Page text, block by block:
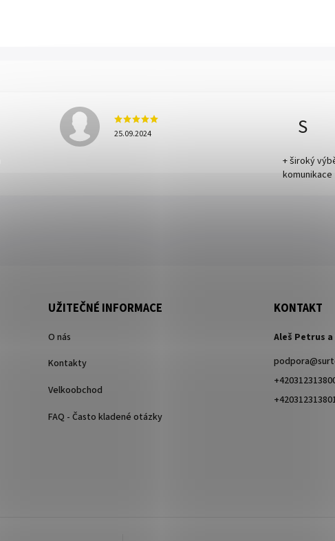
25.09.2024 S
+ široký
komunikace
UŽITEČNÉ INFORMACE
O nás
Kontakty
Velkoobchod
FAQ - Často kladené otázky
KONTAKT
Aleš Petrus
podpora@